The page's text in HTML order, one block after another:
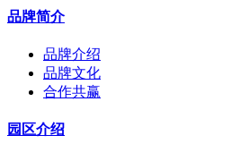
品牌简介
品牌介绍
品牌文化
合作共赢
园区介绍